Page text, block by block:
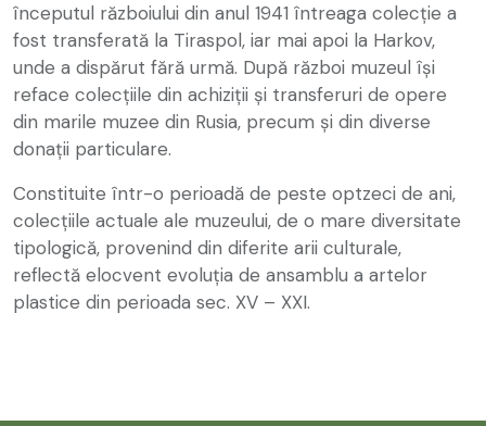
începutul războiului din anul 1941 întreaga colecție a
fost transferată la Tiraspol, iar mai apoi la Harkov,
unde a dispărut fără urmă. După război muzeul își
reface colecțiile din achiziții și transferuri de opere
din marile muzee din Rusia, precum și din diverse
donații particulare.
Constituite într-o perioadă de peste optzeci de ani,
colecțiile actuale ale muzeului, de o mare diversitate
tipologică, provenind din diferite arii culturale,
reflectă elocvent evoluția de ansamblu a artelor
plastice din perioada sec. XV – XXI.